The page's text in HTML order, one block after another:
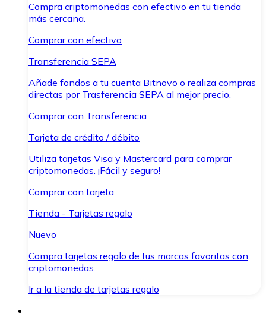
Compra criptomonedas con efectivo en tu tienda
más cercana.
Comprar con efectivo
Transferencia SEPA
Añade fondos a tu cuenta Bitnovo o realiza compras
directas por Trasferencia SEPA al mejor precio.
Comprar con Transferencia
Tarjeta de crédito / débito
Utiliza tarjetas Visa y Mastercard para comprar
criptomonedas. ¡Fácil y seguro!
Comprar con tarjeta
Tienda - Tarjetas regalo
Nuevo
Compra tarjetas regalo de tus marcas favoritas con
criptomonedas.
Ir a la tienda de tarjetas regalo